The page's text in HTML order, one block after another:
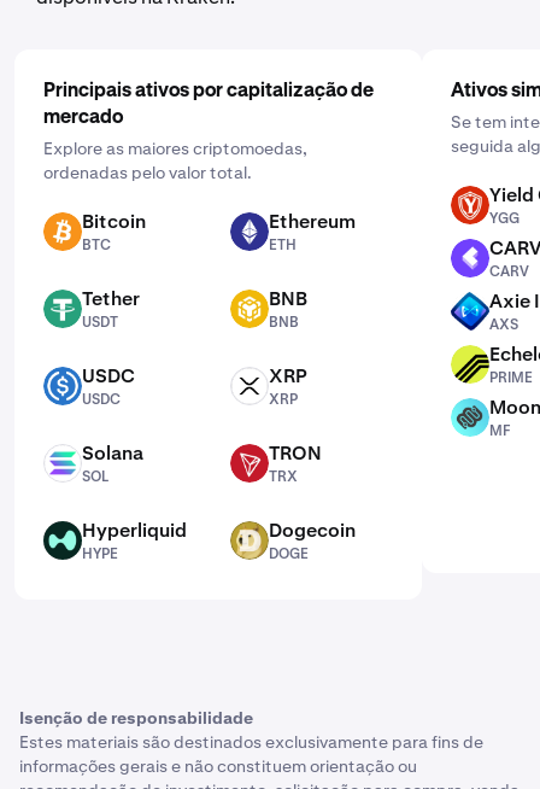
funcione para si: diária, semanal ou mensal.
Principais ativos por capitalização de
mercado
Explore as maiores criptomoedas,
ordenadas pelo valor total.
BTC Bitcoin
BTC
ETH Ethereum
ETH
USDT Tether
USDT
BNB BNB
BNB
USDC USDC
USDC
XRP XRP
XRP
SOL Solana
SOL
TRX TRON
TRX
HYPE Hyperliquid
HYPE
DOGE Dogecoin
DOGE
Ativos
Se tem
seguida
YGG Yield
YGG
CARV CARV
CARV
AXS Axie
AXS
PRIME
PRIME
MF
MF
Isenção de responsabilidade
Estes materiais são destinados exclusivamente para fins de
informações gerais e não constituem orientação ou